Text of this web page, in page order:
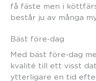
få fäste men i
består ju av många
Bäst före-dag
Med bäst före-dag
kvalité till ett visst
ytterligare en tid